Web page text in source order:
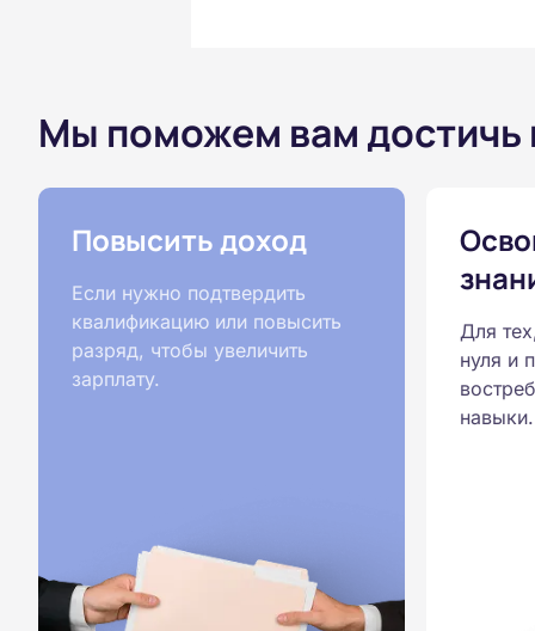
Мы поможем вам достичь
Повысить доход
Если нужно подтвердить
квалификацию или повысить
разряд, чтобы увеличить
зарплату.
Для
нуля и
навыки.